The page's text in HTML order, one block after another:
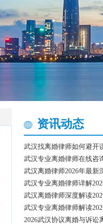
资讯动态
武汉找离婚律师如何避开
武汉专业离婚律师在线咨
武汉离婚律师2026年最
武汉专业离婚律师详解
武汉离婚律师深度解读
武汉专业离婚律师解读
2026武汉协议离婚与诉讼